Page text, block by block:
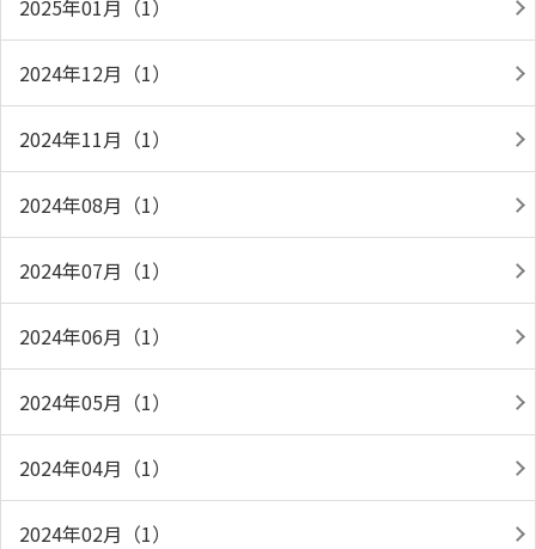
2025年01月（1）
2024年12月（1）
2024年11月（1）
2024年08月（1）
2024年07月（1）
2024年06月（1）
2024年05月（1）
2024年04月（1）
2024年02月（1）